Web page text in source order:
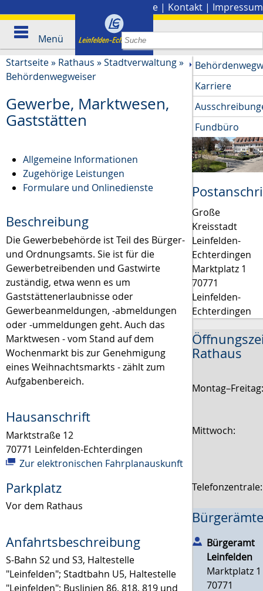
Presse | Kontakt | Impressum
Menü
Startseite» Rathaus »Stadtverwaltung»
Behördenwegweiser
Gewerbe, Marktwesen,
Gaststätten
Allgemeine Informationen
Zugehörige Leistungen
Formulare und Onlinedienste
Beschreibung
Die Gewerbebehörde ist Teil des Bürger-
und Ordnungsamts. Sie ist für die
Gewerbetreibenden und Gastwirte
zuständig, etwa wenn es um
Gaststättenerlaubnisse oder
Gewerbeanmeldungen, -abmeldungen
oder -ummeldungen geht. Auch das
Marktwesen - vom Stand auf dem
Wochenmarkt bis zur Genehmigung
eines Weihnachtsmarkts - zählt zum
Aufgabenbereich.
Hausanschrift
Marktstraße 12
70771 Leinfelden-Echterdingen
Zur elektronischen Fahrplanauskunft
Parkplatz
Vor dem Rathaus
Anfahrtsbeschreibung
S-Bahn S2 und S3, Haltestelle
"Leinfelden"; Stadtbahn U5, Haltestelle
"Leinfelden"; Buslinien 86, 818, 819 und
Karriere
Fundbüro
Große
Kreisstadt
Leinfelden-
Echterdingen
Marktplatz 1
70771
Leinfelden-
Echterdingen
Rathaus
Mittwoch:
Bürgeramt
Leinfelden
Marktplatz 1
70771